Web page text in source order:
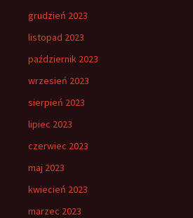
grudzień 2023
listopad 2023
październik 2023
wrzesień 2023
sierpień 2023
lipiec 2023
czerwiec 2023
maj 2023
kwiecień 2023
marzec 2023